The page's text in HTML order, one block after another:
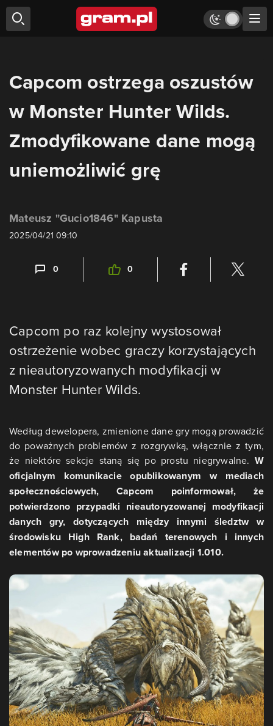
Capcom ostrzega oszustów
w Monster Hunter Wilds.
Zmodyfikowane dane mogą
uniemożliwić grę
Mateusz "Gucio1846" Kapusta
2025/04/21 09:10
0 0
Capcom po raz kolejny wystosował
ostrzeżenie wobec graczy korzystających
z nieautoryzowanych modyfikacji w
Monster Hunter Wilds.
Według dewelopera, zmienione dane gry mogą prowadzić
do poważnych problemów z rozgrywką, włącznie z tym,
że niektóre sekcje staną się po prostu niegrywalne. W
oficjalnym komunikacie opublikowanym w mediach
społecznościowych, Capcom poinformował, że
potwierdzono przypadki nieautoryzowanej modyfikacji
danych gry, dotyczących między innymi śledztw w
środowisku High Rank, badań terenowych i innych
elementów po wprowadzeniu aktualizacji 1.010.